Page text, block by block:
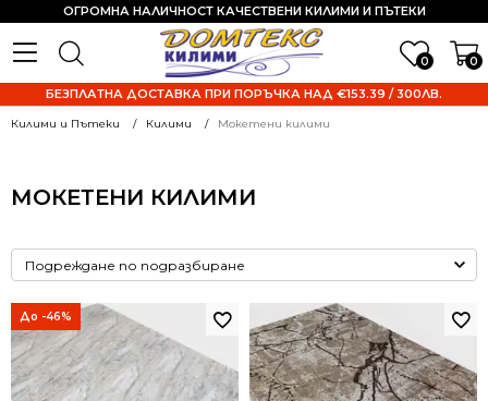
0 0
ОГРОМНА НАЛИЧНОСТ КАЧЕСТВЕНИ КИЛИМИ И ПЪТЕКИ
БЕЗПЛАТНА ДОСТАВКА ПРИ ПОРЪЧКА НАД €153.39 / 300ЛВ.
Килими и Пътеки Килими Мокетени килими
МОКЕТЕНИ КИЛИМИ
До -46%